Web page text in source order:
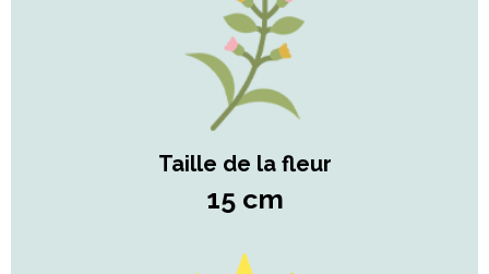
Taille de la fleur
15 cm